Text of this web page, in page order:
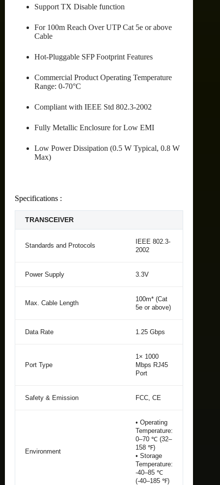
Support TX Disable function
For 100m Reach Over UTP Cat 5e or above
Cable
Hot-Pluggable SFP Footprint Features
Commercial Product Operating Temperature
Range: 0-70°C
Compliant with IEEE Std 802.3-2002
Fully Metallic Enclosure for Low EMI
Low Power Dissipation (0.5 W Typical, 0.8 W
Max)
Specifications :
TRANSCEIVER
Standards and Protocols
IEEE 802.3-
2002
Power Supply 3.3V
Max. Cable Length
100m* (Cat
5e or above)
Data Rate 1.25 Gbps
Port Type
1× 1000
Mbps RJ45
Port
Safety & Emission FCC, CE
Environment
• Operating
Temperature:
0–70 ℃ (32–
158 ℉)
• Storage
Temperature:
-40–85 ℃
(-40–185 ℉)